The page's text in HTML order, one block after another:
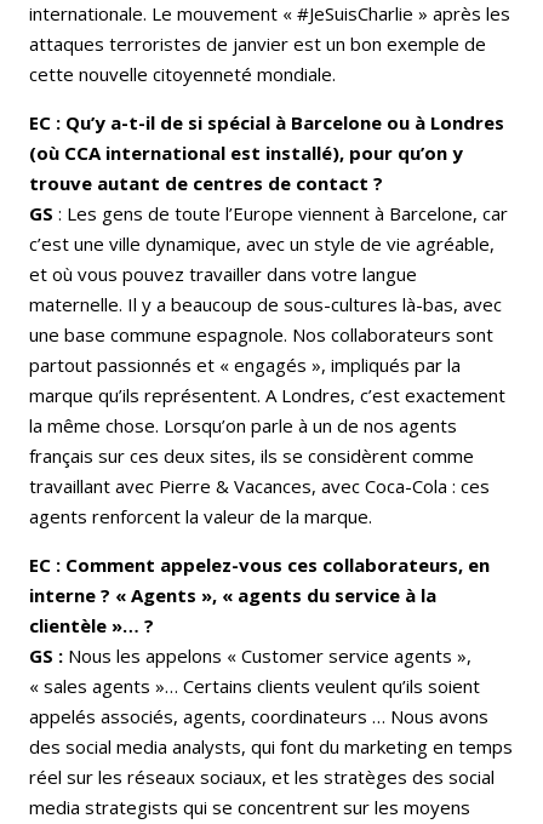
internationale. Le mouvement « #JeSuisCharlie » après les
attaques terroristes de janvier est un bon exemple de
cette nouvelle citoyenneté mondiale.
EC : Qu’y a-t-il de si spécial à Barcelone ou à Londres
(où CCA international est installé), pour qu’on y
trouve autant de centres de contact ?
GS : Les gens de toute l’Europe viennent à Barcelone, car
c’est une ville dynamique, avec un style de vie agréable,
et où vous pouvez travailler dans votre langue
maternelle. Il y a beaucoup de sous-cultures là-bas, avec
une base commune espagnole. Nos collaborateurs sont
partout passionnés et « engagés », impliqués par la
marque qu’ils représentent. A Londres, c’est exactement
la même chose. Lorsqu’on parle à un de nos agents
français sur ces deux sites, ils se considèrent comme
travaillant avec Pierre & Vacances, avec Coca-Cola : ces
agents renforcent la valeur de la marque.
EC : Comment appelez-vous ces collaborateurs, en
interne ? « Agents », « agents du service à la
clientèle »… ?
GS : Nous les appelons « Customer service agents »,
« sales agents »… Certains clients veulent qu’ils soient
appelés associés, agents, coordinateurs … Nous avons
des social media analysts, qui font du marketing en temps
réel sur les réseaux sociaux, et les stratèges des social
media strategists qui se concentrent sur les moyens